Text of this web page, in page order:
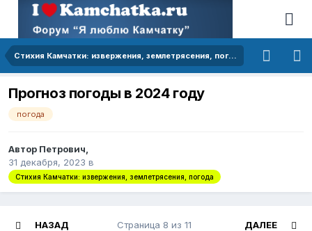
Стихия Камчатки: извержения, землетрясения, погода
Прогноз погоды в 2024 году
погода
Автор Петрович,
31 декабря, 2023 в
Стихия Камчатки: извержения, землетрясения, погода
НАЗАД ДАЛЕЕ
Страница 8 из 11